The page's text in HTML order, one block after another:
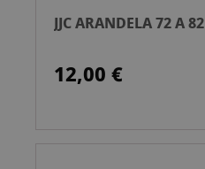
JJC ARANDELA 72 A 82
12,00 €